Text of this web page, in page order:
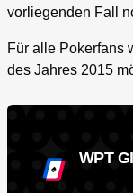
vorliegenden Fall
Für alle Pokerfans
des Jahres 2015
WPT